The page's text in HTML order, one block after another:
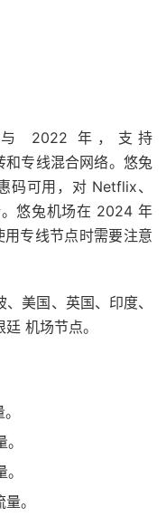
2022 年，支持
专线混合网络。悠兔
码可用，对 Netflix、
悠兔机场在 2024 年
专线节点时需要注意
美国、英国、印度、
机场节点。
。